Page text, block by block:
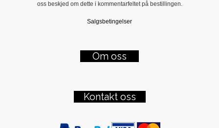
oss beskjed om dette i kommentarfeltet på bestillingen.
Salgsbetingelser
Om oss
Kontakt oss